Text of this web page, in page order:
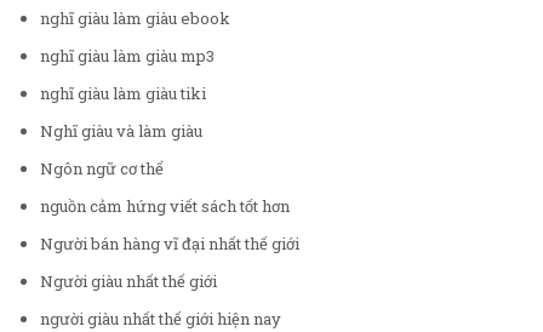
nghĩ giàu làm giàu ebook
nghĩ giàu làm giàu mp3
nghĩ giàu làm giàu tiki
Nghĩ giàu và làm giàu
Ngôn ngữ cơ thể
nguồn cảm hứng viết sách tốt hơn
Người bán hàng vĩ đại nhất thế giới
Người giàu nhất thế giới
người giàu nhất thế giới hiện nay